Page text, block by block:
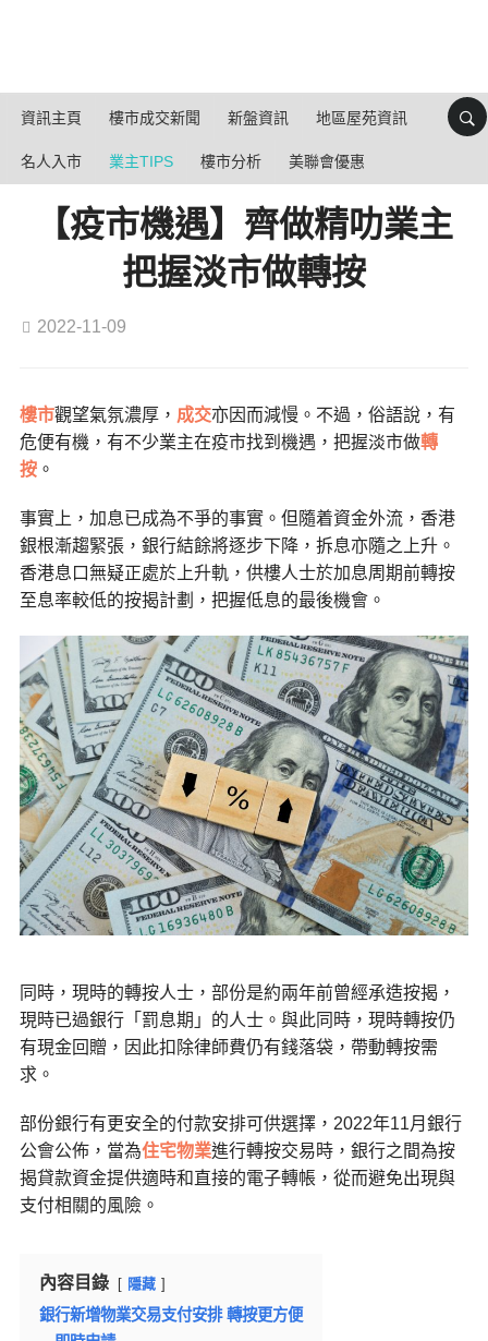
資訊主頁 樓市成交新聞 新盤資訊 地區屋苑資訊
名人入市 業主TIPS 樓市分析 美聯會優惠
【疫市機遇】齊做精叻業主
把握淡市做轉按
2022-11-09
樓市觀望氣氛濃厚， 成交亦因而減慢。不過，俗語說，有
危便有機，有不少業主在疫市找到機遇，把握淡市做轉
按。
事實上，加息已成為不爭的事實。但隨着資金外流，香港
銀根漸趨緊張，銀行結餘將逐步下降，拆息亦隨之上升。
香港息口無疑正處於上升軌，供樓人士於加息周期前轉按
至息率較低的按揭計劃，把握低息的最後機會。
同時，現時的轉按人士，部份是約兩年前曾經承造按揭，
現時已過銀行「罰息期」的人士。與此同時，現時轉按仍
有現金回贈，因此扣除律師費仍有錢落袋，帶動轉按需
求。
部份銀行有更安全的付款安排可供選擇，2022年11月銀行
公會公佈，當為住宅物業進行轉按交易時，銀行之間為按
揭貸款資金提供適時和直接的電子轉帳，從而避免出現與
支付相關的風險。
內容目錄 隱藏
銀行新增物業交易支付安排 轉按更方便